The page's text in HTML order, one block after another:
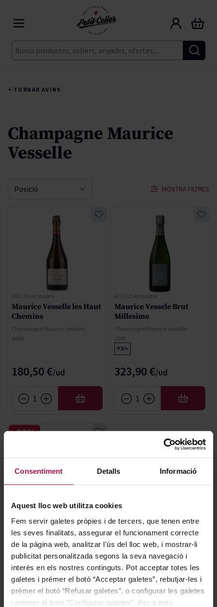
Consentiment Detalls Informació
Aquest lloc web utilitza cookies
Fem servir galetes pròpies i de tercers, que tenen entre
les seves finalitats, assegurar el funcionament correcte
de la pàgina web, analitzar l'ús del lloc web, i mostrar-li
publicitat personalitzada segons la seva navegació i
interès en els nostres continguts. Pot acceptar totes les
galetes i prémer el botó “Acceptar galetes”, rebutjar-les i
prémer el botó “Refusar galetes”, o configurar les galetes
i prémer el botó “Configurar galetes”. Per a més
Cerca
Cart
TORNAR AVINS
Champagne Maurice
Vesselle
MOSTRA FILTRES
Sort By
AOC Champagne
Maurice Vesselle les Haut
Chemins
Champagne Maurice Vesselle
2008
180,50 €
AFEGIR
AOC Champagne
Maurice Vessele Brut
Millesime
Champagne Maurice Vesselle
1988
93Pa
323,90 €
AFEGIR
Maurice Vesselle Grand
Cru Brut Rosé
Champagne Maurice Vesselle
91Pa
Special Price
56,70 €
Regular Price
81,00 €
-30%